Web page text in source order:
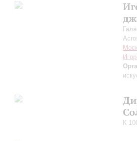
К